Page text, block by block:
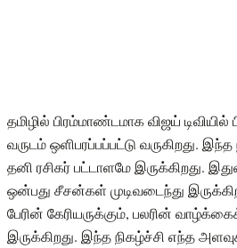
தமிழில் பிரம்மாண்டமாக விஜய் டிவியில்
வருடம் ஒளிபரப்பப்பட்டு வருகிறது.
தனி ரசிகர் பட்டாளமே இருக்கிறது.
ஒன்பது சீசன்கள் முடிவடைந்து
பேரின் கேரியருக்கும், பலரின்
இருக்கிறது. ‌இந்த நிகழ்ச்சி எந்த